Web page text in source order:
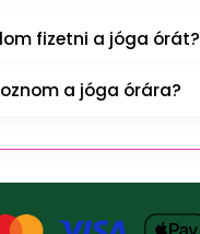
fizetni a jóga órát?
a jóga órára?